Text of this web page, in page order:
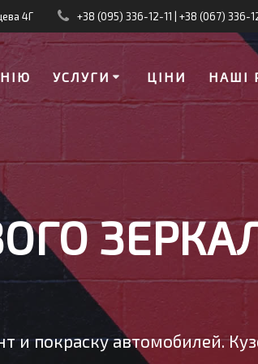
4Г +38 (095) 336-12-11 +38 (067) 336-
УСЛУГИ ЦІНИ НАШІ
и покраску автомобилей.